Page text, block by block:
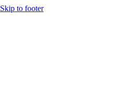
Skip to footer